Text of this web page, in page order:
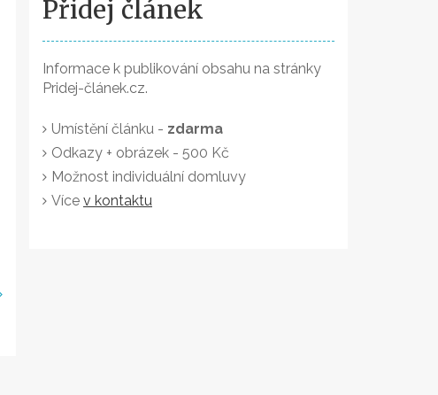
Přidej článek
Informace k publikování obsahu na stránky
Pridej-článek.cz.
Umístění článku - zdarma
Odkazy + obrázek - 500 Kč
Možnost individuální domluvy
Více v kontaktu